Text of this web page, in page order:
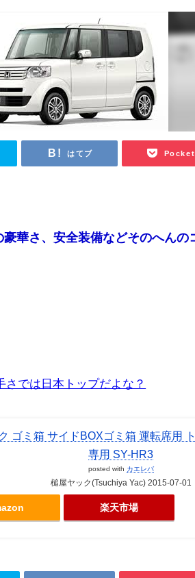
はてブ Pocket
華さ、安全装備などそのへんの
では日本トップだよな？
ゴミ箱 サイドBOXゴミ箱 運転席用
専用 SY-HR3
posted with カエレバ
槌屋ヤック(Tsuchiya Yac) 2015-07-01
楽天市場